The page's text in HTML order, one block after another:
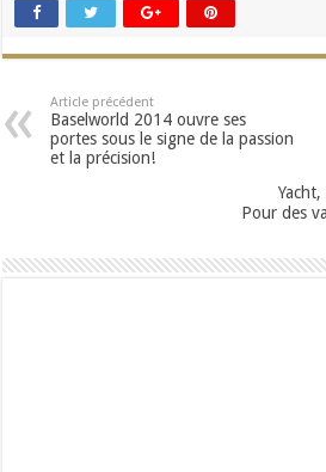
Article précédent
Baselworld 2014 ouvre ses
portes sous le signe de la passion
et la précision!
Pour des